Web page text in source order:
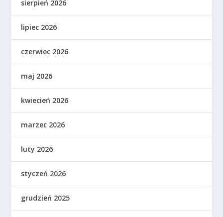
sierpień 2026
lipiec 2026
czerwiec 2026
maj 2026
kwiecień 2026
marzec 2026
luty 2026
styczeń 2026
grudzień 2025